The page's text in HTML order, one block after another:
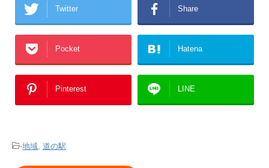
Twitter Share
Pocket Hatena
Pinterest LINE
-地域, 道の駅